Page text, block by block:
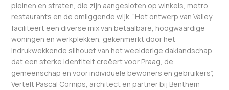
pleinen en straten, die zijn aangesloten op winkels, metro,
restaurants en de omliggende wijk. “Het ontwerp van Valley
faciliteert een diverse mix van betaalbare, hoogwaardige
woningen en werkplekken, gekenmerkt door het
indrukwekkende silhouet van het weelderige daklandschap
dat een sterke identiteit creëert voor Praag, de
gemeenschap en voor individuele bewoners en gebruikers”,
Vertelt Pascal Cornips, architect en partner bij Benthem